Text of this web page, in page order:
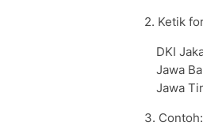
2. Ketik
DKI
Jawa
Jawa
3.